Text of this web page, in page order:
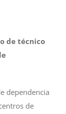
de técnico
dependencia
de